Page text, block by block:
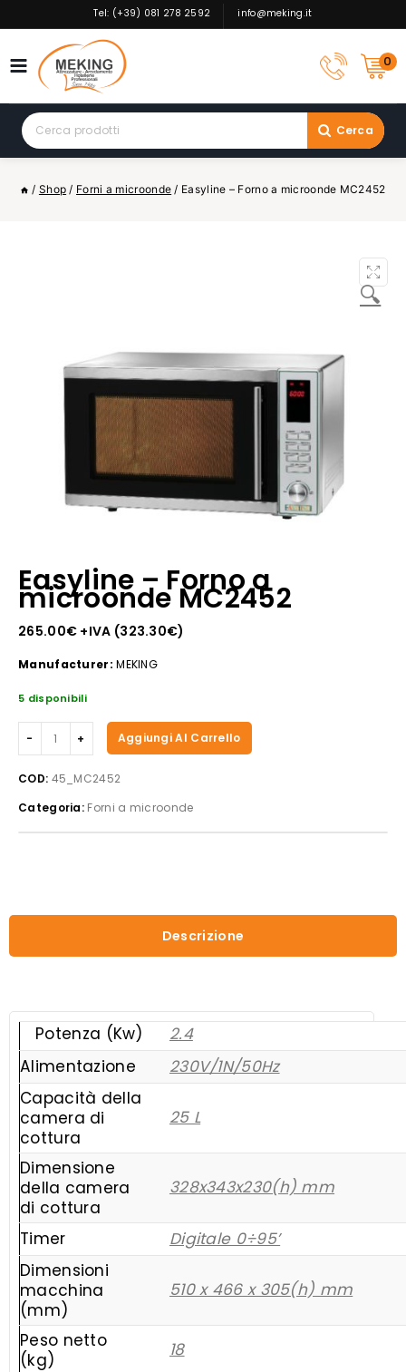
to
Tel: (+39) 081 278 2592 info@meking.it
0
Search
for:
Cerca
/ Shop / Forni a microonde / Easyline – Forno a microonde MC2452
🔍
Easyline – Forno a
microonde MC2452
265.00€ +IVA (323.30€)
Manufacturer: MEKING
5 disponibili
Easyline
-
Forno
microonde
MC2452
Aggiungi Al Carrello
COD: 45_MC2452
Categoria: Forni a microonde
Descrizione
Potenza (Kw)
2.4
Alimentazione
230V/1N/50Hz
Capacità della
camera di
cottura
25 L
Dimensione
della camera
di cottura
328x343x230(h) mm
Timer
Digitale 0÷95’
Dimensioni
macchina
(mm)
510 x 466 x 305(h) mm
Peso netto
(kg)
18